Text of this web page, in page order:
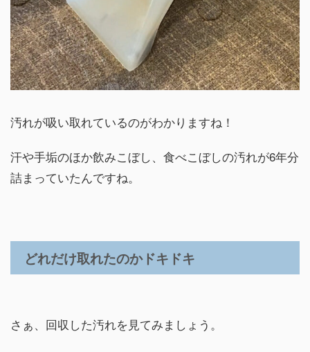
汚れが吸い取れているのがわかりますね！
汗や手垢のほか飲みこぼし、食べこぼしの汚れが6年分
詰まっていたんですね。
どれだけ取れたのかドキドキ
さぁ、回収した汚れを見てみましょう。